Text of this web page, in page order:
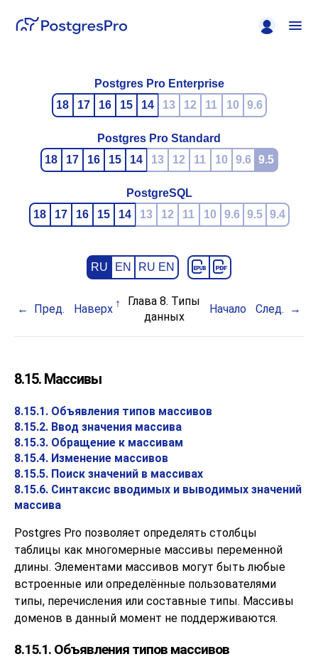
Postgres Pro Enterprise
18
17 16 15 14 13 12 11 10 9.6
Postgres Pro Standard
18
17 16 15 14 13 12 11 10 9.6 9.5
PostgreSQL
18
17 16 15 14 13 12 11 10 9.6 9.5 9.4
RU EN RU EN
Пред. Наверх
Глава 8. Типы
данных
Начало След.
8.15. Массивы
8.15.1. Объявления типов массивов
8.15.2. Ввод значения массива
8.15.3. Обращение к массивам
8.15.4. Изменение массивов
8.15.5. Поиск значений в массивах
8.15.6. Синтаксис вводимых и выводимых значений
массива
Postgres Pro позволяет определять столбцы
таблицы как многомерные массивы переменной
длины. Элементами массивов могут быть любые
встроенные или определённые пользователями
типы, перечисления или составные типы. Массивы
доменов в данный момент не поддерживаются.
8.15.1. Объявления типов массивов